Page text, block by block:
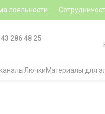
лояльности
286 48 25
ЛючкиМатериалы для